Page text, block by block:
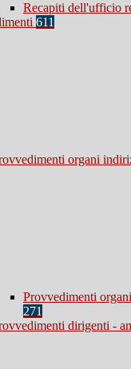
Recapiti dell'ufficio
611
organi
Provvedimenti
271
dirigenti -